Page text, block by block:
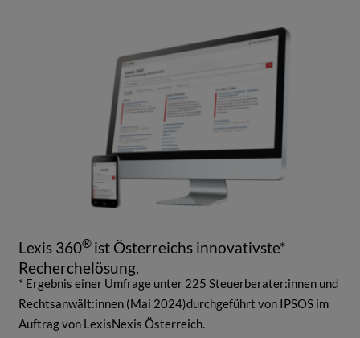
Lexis 360® ist Österreichs innovativste*
Recherchelösung.
* Ergebnis einer Umfrage unter 225 Steuerberater:innen und
Rechtsanwält:innen (Mai 2024)durchgeführt von IPSOS im
Auftrag von LexisNexis Österreich.